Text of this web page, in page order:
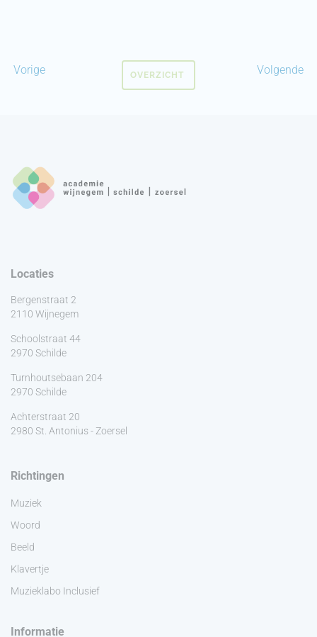
Vorige Volgende
OVERZICHT
Locaties
Bergenstraat 2
2110 Wijnegem
Schoolstraat 44
2970 Schilde
Turnhoutsebaan 204
2970 Schilde
Achterstraat 20
2980 St. Antonius - Zoersel
Richtingen
Muziek
Woord
Beeld
Klavertje
Muzieklabo Inclusief
Informatie